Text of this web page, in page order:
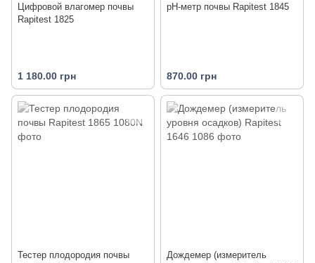
Цифровой влагомер почвы
Rapitest 1825
1 180.00 грн
pH-метр почвы Rapitest 1845
870.00 грн
Тестер плодородия почвы
Дождемер (измеритель